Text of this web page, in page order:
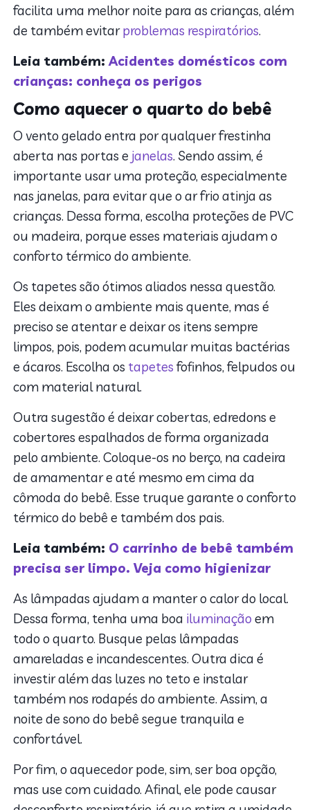
facilita uma melhor noite para as crianças, além
de também evitarproblemas respiratórios.
Leia também:Acidentes domésticos com
crianças: conheça os perigos
Como aquecer o quarto do bebê
O vento gelado entra por qualquer frestinha
aberta nas portas e janelas. Sendo assim, é
importante usar uma proteção, especialmente
nas janelas, para evitar que o ar frio atinja as
crianças. Dessa forma, escolha proteções de PVC
ou madeira, porque esses materiais ajudam o
conforto térmico do ambiente.
Os tapetes são ótimos aliados nessa questão.
Eles deixam o ambiente mais quente, mas é
preciso se atentar e deixar os itens sempre
limpos, pois, podem acumular muitas bactérias
e ácaros. Escolha os tapetes fofinhos, felpudos ou
com material natural.
Outra sugestão é deixar cobertas, edredons e
cobertores espalhados de forma organizada
pelo ambiente. Coloque-os no berço, na cadeira
de amamentar e até mesmo em cima da
cômoda do bebê. Esse truque garante o conforto
térmico do bebê e também dos pais.
Leia também: O carrinho de bebê também
precisa ser limpo. Veja como higienizar
As lâmpadas ajudam a manter o calor do local.
Dessa forma, tenha uma boa iluminação em
todo o quarto. Busque pelas lâmpadas
amareladas e incandescentes. Outra dica é
investir além das luzes no teto e instalar
também nos rodapés do ambiente. Assim, a
noite de sono do bebê segue tranquila e
confortável.
Por fim, o aquecedor pode, sim, ser boa opção,
mas use com cuidado. Afinal, ele pode causar